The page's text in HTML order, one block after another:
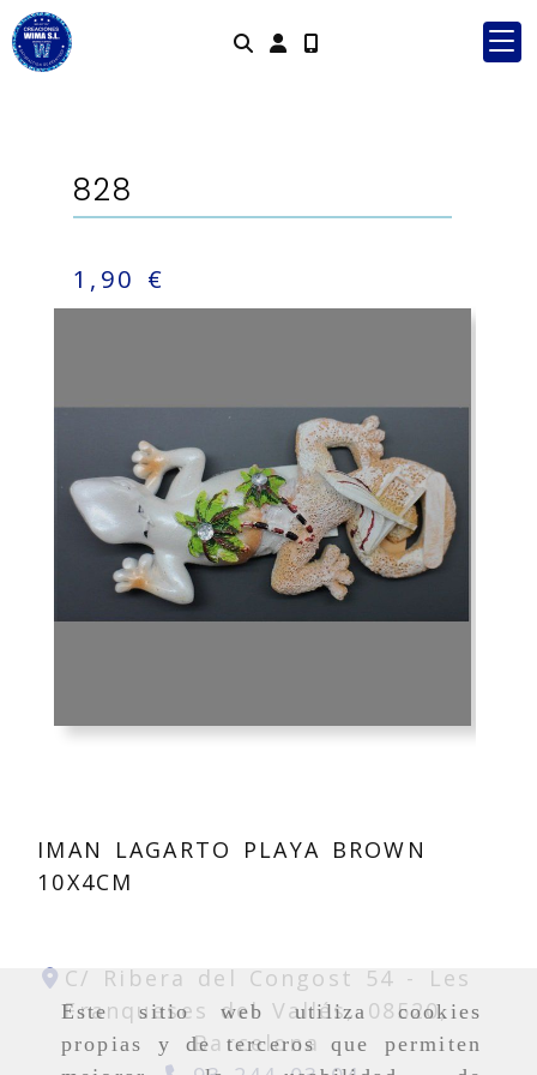
Este sitio web utiliza cookies
propias y de terceros que permiten
Identifícate
828
1,90 €
IMAN LAGARTO PLAYA BROWN
10X4CM
C/ Ribera del Congost 54 -
Les
Franqueses del Vallés, 08520,
Barcelona